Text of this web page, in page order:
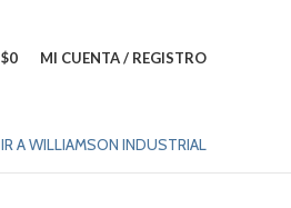
$0 MI CUENTA / REGISTRO
IR A WILLIAMSON INDUSTRIAL